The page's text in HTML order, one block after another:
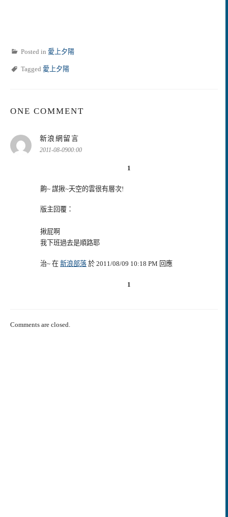
Posted in 愛上夕陽
Tagged 愛上夕陽
ONE COMMENT
新浪網留言
示:
2011-08-0900:00
1
齁~ 謀揪~天空的雲很有層次!
版主回覆：
揪屁啊
我下班過去是順路耶
治~ 在 新浪部落 於 2011/08/09 10:18 PM 回應
1
Comments are closed.